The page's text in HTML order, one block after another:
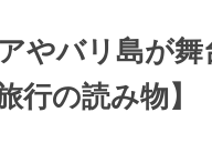
やバリ島が
行の読み物】